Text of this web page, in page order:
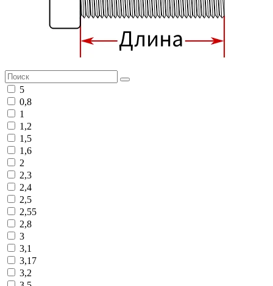
5
0,8
1
1,2
1,5
1,6
2
2,3
2,4
2,5
2,55
2,8
3
3,1
3,17
3,2